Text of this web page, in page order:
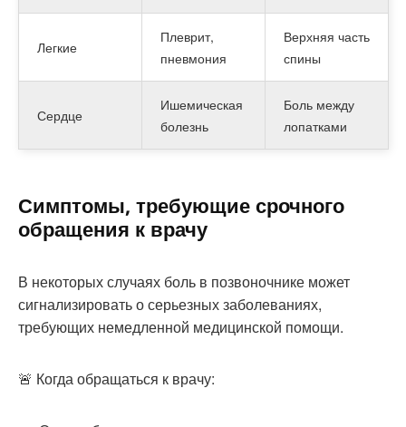
Легкие
Плеврит,
пневмония
Верхняя часть
спины
Сердце
Ишемическая
болезнь
Боль между
лопатками
Симптомы, требующие срочного
обращения к врачу
В некоторых случаях боль в позвоночнике может
сигнализировать о серьезных заболеваниях,
требующих немедленной медицинской помощи.
🚨 Когда обращаться к врачу: